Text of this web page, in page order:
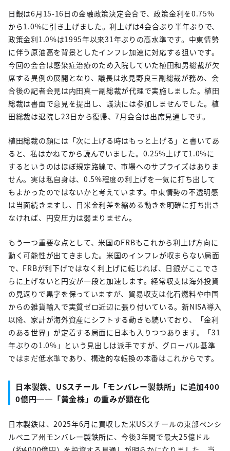
日銀は6月15-16日の金融政策決定会合で、政策金利を0.75%
から1.0%に引き上げました。利上げは4会合ぶり半年ぶりで、
政策金利1.0%は1995年以来31年ぶりの高水準です。中東情勢
に伴う原油高を背景としたインフレ加速に対応する狙いです。
今回の会合は感染症治療のため入院していた植田和男総裁が欠
席する異例の展開となり、議長は氷見野良三副総裁が務め、会
合後の記者会見は内田真一副総裁が代理で実施しました。植田
総裁は書面で意見を提出し、議決には参加しませんでした。植
田総裁は退院し23日から復帰、7月会合は出席見通しです。
植田総裁の顔には「次に上げる時はもっと上げる」と書いてあ
ると、私はかねてから読んでいました。0.25%上げて1.0%に
するというのはほぼ規定路線で、市場へのサプライズはありま
せん。実は私自身は、0.5%程度の利上げを一気に打ち出して
もよかったのではないかと考えています。中東情勢の不透明感
は当面続きますし、日米金利差を縮める動きを明確に打ち出さ
なければ、円安圧力は弱まりません。
もう一つ重要な点として、米国のFRBもこれから利上げ方向に
動く可能性が出てきました。米国のインフレが収まらない局面
で、FRBが利下げではなく利上げに転じれば、日銀がここでさ
らに上げないと円安が一段と加速します。経常収支は海外投資
の見返りで黒字を保っていますが、貿易収支は化石燃料や中国
からの雑貨輸入で実質ゼロ近辺に張り付いている。新NISA導入
以降、家計が海外資産にシフトする動きも続いており、「金利
のある世界」が定着する局面に日本も入りつつあります。「31
年ぶりの1.0%」という見出しは派手ですが、グローバル基準
ではまだ低水準であり、構造的な転換の本番はこれからです。
日本製鉄、USスチール「モンバレー製鉄所」に追加400
0億円──「黄金株」の重みが顕在化
日本製鉄は、2025年6月に買収した米USスチールの東部ペンシ
ルベニア州モンバレー製鉄所に、今後3年間で最大25億ドル